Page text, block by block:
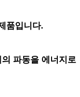
품입니다.
의 파동을 에너지로